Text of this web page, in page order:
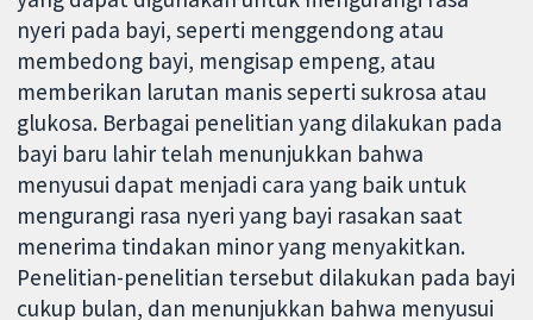
nyeri pada bayi, seperti menggendong atau
membedong bayi, mengisap empeng, atau
memberikan larutan manis seperti sukrosa atau
glukosa. Berbagai penelitian yang dilakukan pada
bayi baru lahir telah menunjukkan bahwa
menyusui dapat menjadi cara yang baik untuk
mengurangi rasa nyeri yang bayi rasakan saat
menerima tindakan minor yang menyakitkan.
Penelitian-penelitian tersebut dilakukan pada bayi
cukup bulan, dan menunjukkan bahwa menyusui